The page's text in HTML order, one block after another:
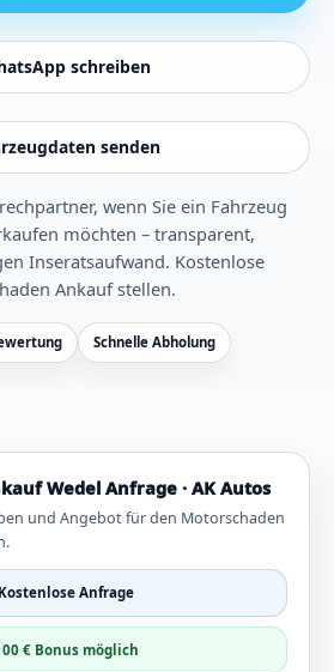
schreiben
senden
wenn Sie ein Fahrzeug
möchten – transparent,
Inseratsaufwand. Kostenlose
Ankauf stellen.
Schnelle Abholung
Wedel Anfrage · AK Autos
und Angebot für den Motorschaden
Kostenlose Anfrage
€ Bonus möglich